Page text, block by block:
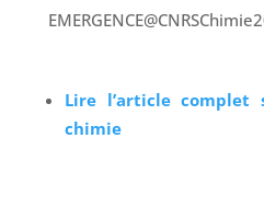
Lire l’article complet
chimie